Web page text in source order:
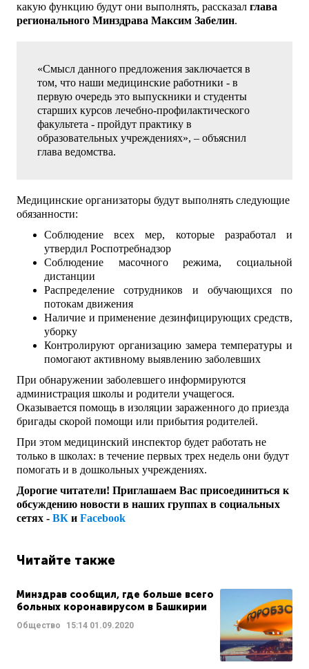
какую функцию будут они выполнять, рассказал глава
регионального Минздрава Максим Забелин.
«Смысл данного предложения заключается в
том, что наши медицинские работники - в
первую очередь это выпускники и студенты
старших курсов лечебно-профилактического
факультета - пройдут практику в
образовательных учреждениях», – объяснил
глава ведомства.
Медицинские организаторы будут выполнять следующие
обязанности:
Соблюдение всех мер, которые разработал и
утвердил Роспотребнадзор
Соблюдение масочного режима, социальной
дистанции
Распределение сотрудников и обучающихся по
потокам движения
Наличие и применение дезинфицирующих средств,
уборку
Контролируют организацию замера температуры и
помогают активному выявлению заболевших
При обнаружении заболевшего информируются
администрация школы и родители учащегося.
Оказывается помощь в изоляции зараженного до приезда
бригады скорой помощи или прибытия родителей.
При этом медицинский инспектор будет работать не
только в школах: в течение первых трех недель они будут
помогать и в дошкольных учреждениях.
Дорогие читатели! Приглашаем Вас присоединиться к
обсуждению новости в наших группах в социальных
сетях - ВК и Facebook
Читайте также
Минздрав сообщил, где больше всего
больных коронавирусом в Башкирии
Общество 15:14 01.09.2020